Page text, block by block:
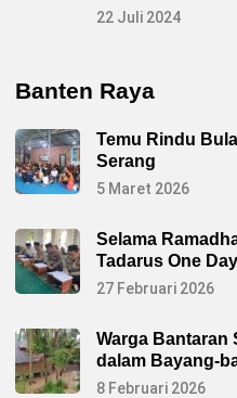
22 Juli 2024
Banten Raya
Temu Rindu
Serang
5 Maret 2026
Selama
Tadarus One
27 Februari 2026
Warga Bantaran
dalam Bayang-
8 Februari 2026